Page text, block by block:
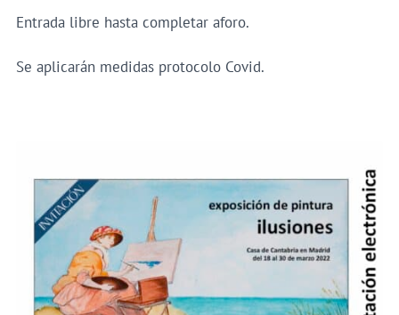
Entrada libre hasta completar aforo.
Se aplicarán medidas protocolo Covid.